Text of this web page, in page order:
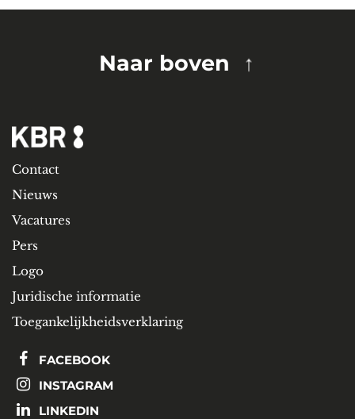
Naar boven
Contact
Nieuws
Vacatures
Pers
Logo
Juridische informatie
Toegankelijkheidsverklaring
FACEBOOK
INSTAGRAM
LINKEDIN